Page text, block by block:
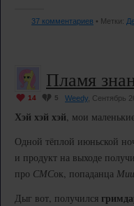
37 комментариев • Метки:
Пламя
14 5 Weedy , Сентябрь
Хэй хэй хэй, мои
Одной тёплой июньской
и продукт на выходе
про СМСок, попаданца
Дыг вот, получился